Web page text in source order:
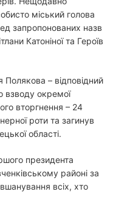
міський голова
запропонованих назв
Катоніної та Героїв
– відповідний
взводу окремої
вторгнення – 24
роти та загинув
області.
президента
районі за
всіх, хто